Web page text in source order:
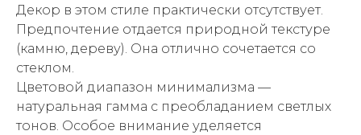
Декор в этом стиле практически отсутствует.
Предпочтение отдается природной текстуре
(камню, дереву). Она отлично сочетается со
стеклом.
Цветовой диапазон минимализма —
натуральная гамма с преобладанием светлых
тонов. Особое внимание уделяется